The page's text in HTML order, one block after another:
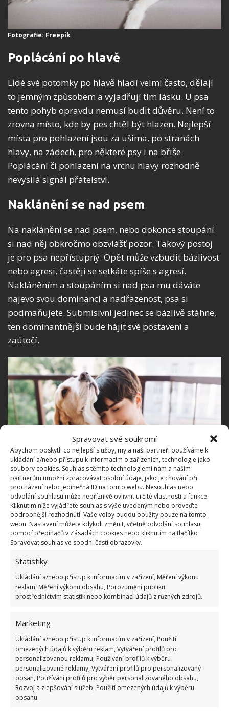
Spravovat své soukromí
Abychom poskytli co nejlepší služby, my a naši partneři používáme k
ukládání a/nebo přístupu k informacím o zařízeních, technologie jako
soubory cookies. Souhlas s těmito technologiemi nám a našim
partnerům umožní zpracovávat osobní údaje, jako je chování při
procházení nebo jedinečná ID na tomto webu. Nesouhlas nebo
odvolání souhlasu může nepříznivě ovlivnit určité vlastnosti a funkce.
Kliknutím níže vyjádřete souhlas s výše uvedeným nebo proveďte
podrobnější rozhodnutí. Vaše volby budou použity pouze na tomto
webu. Nastavení můžete kdykoli změnit, včetně odvolání souhlasu,
pomocí přepínačů v Zásadách cookies nebo kliknutím na tlačítko
Spravovat souhlas ve spodní části obrazovky.
Statistiky
Ukládání a/nebo přístup k informacím v zařízení, Měření výkonu
reklam, Měření výkonu obsahu, Porozumění publiku
prostřednictvím statistik nebo kombinací údajů z různých zdrojů.
Marketing
Ukládání a/nebo přístup k informacím v zařízení, Použití
omezených údajů k výběru reklam, Vytváření profilů pro
personalizovanou reklamu, Používání profilů k výběru
personalizované reklamy, Vytváření profilů pro personalizovaný
obsah, Používání profilů pro výběr personalizovaného obsahu,
Rozvoj a zlepšování služeb, Použití omezených údajů k výběru
obsahu.
Fotografie: Freepik
Poplácání po hlavě
Lidé své potomky po hlavě hladí velmi často, dělají
to jemným způsobem a vyjadřují tím lásku. U psa
tento pohyb opravdu nemusí budit důvěru. Není to
zrovna místo, kde by pes chtěl být hlazen. Nejlepší
místa pro pohlazení jsou za ušima, po stranách
hlavy, na zádech, pro některé psy i na břiše.
Poplácání či pohlazení na vrchu hlavy rozhodně
nevysílá signál přátelství.
Naklánění se nad psem
Na naklánění se nad psem, nebo dokonce stoupání
si nad něj obkročmo obzvlášť pozor. Takový postoj
je pro psa nepřístupný. Opět může vzbudit bázlivost
nebo agresi, častěji se setkáte spíše s agresí.
Nakláněním a stoupáním si nad psa mu dáváte
najevo svou dominanci a nadřazenost, psa si
podmaňujete. Submisivní jedinec se bázlivě stáhne,
ten dominantnější bude hájit své postavení a
zaútočí.
Fotografie: Freepik
Utiskování v objetí
lidi vyjadřují svou lásku. Pro psa to ale může být
velmi nepříjemný zážitek. Pes si nikdy nepouští
druhého psa takto k tělu, pokud ho nezná velmi
a k cizím bude rezervovaný, bázlivý až agresivní
s potřebou vymanit se z objetí. Spoustu psů objetí
snese, ale zaměřte se na jejich mimiku a řeč těla,
vypadá zrovna takhle opravdu šťastný pes? Pozor
dejte zejména na naklánění se nad psem a objímání
ho. Kombinace podmaňování a utiskování nebude